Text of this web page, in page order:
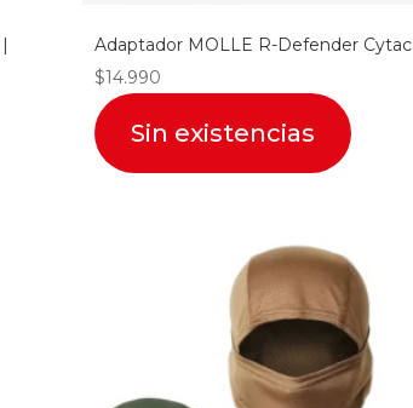
Adaptador MOLLE R-Defender Cytac
$14.990
Sin existencias